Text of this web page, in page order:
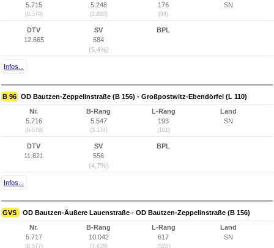
5.715
(8.579)
5.248
(2.880)
176
(84)
SN
DTV
12.665
SV
684
(5,4%)
BPL
Infos...
B 96 OD Bautzen-Zeppelinstraße (B 156) - Großpostwitz-Ebendörfel (L 110)
Nr.
5.716
(8.578)
B-Rang
5.547
(3.174)
L-Rang
193
(101)
Land
SN
DTV
11.821
SV
556
(4,7%)
BPL
Infos...
GVS OD Bautzen-Äußere Lauenstraße - OD Bautzen-Zeppelinstraße (B 156)
Nr.
5.717
(8.577)
B-Rang
10.042
(7.638)
L-Rang
617
(525)
Land
SN